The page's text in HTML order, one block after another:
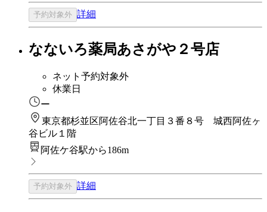
予約対象外 詳細
なないろ薬局あさがや２号店
ネット予約対象外
休業日
ー
東京都杉並区阿佐谷北一丁目３番８号 城西阿佐ヶ
谷ビル１階
阿佐ケ谷駅から186m
予約対象外 詳細